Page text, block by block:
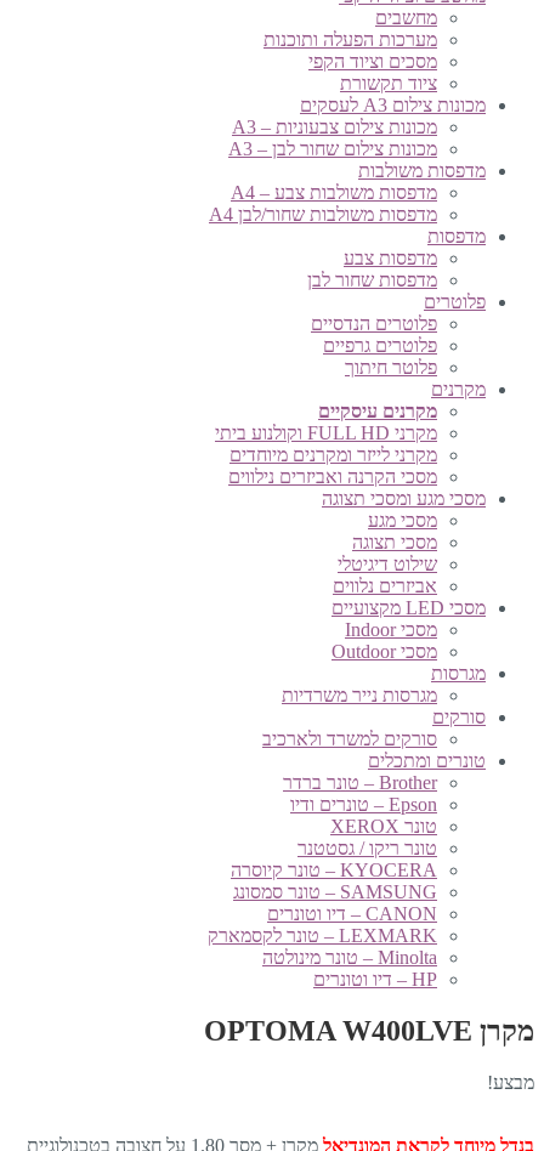
מחשבים
מערכות הפעלה ותוכנות
מסכים וציוד הקפי
ציוד תקשורת
מכונות צילום A3 לעסקים
מכונות צילום צבעוניות – A3
מכונות צילום שחור לבן – A3
מדפסות משולבות
מדפסות משולבות צבע – A4
מדפסות משולבות שחור/לבן A4
מדפסות
מדפסות צבע
מדפסות שחור לבן
פלוטרים
פלוטרים הנדסיים
פלוטרים גרפיים
פלוטר חיתוך
מקרנים
מקרנים עיסקיים
מקרני FULL HD וקולנוע ביתי
מקרני לייזר ומקרנים מיוחדים
מסכי הקרנה ואביזרים נילווים
מסכי מגע ומסכי תצוגה
מסכי מגע
מסכי תצוגה
שילוט דיגיטלי
אביזרים נלווים
מסכי LED מקצועיים
מסכי Indoor
מסכי Outdoor
מגרסות
מגרסות נייר משרדיות
סורקים
סורקים למשרד ולארכיב
טונרים ומתכלים
Brother – טונר ברדר
Epson – טונרים ודיו
טונר XEROX
טונר ריקו / גסטטנר
KYOCERA – טונר קיוסרה
SAMSUNG – טונר סמסונג
CANON – דיו וטונרים
LEXMARK – טונר לקסמארק
Minolta – טונר מינולטה
HP – דיו וטונרים
מקרן OPTOMA W400LVE
מבצע!
בנדל מיוחד לקראת המונדיאל
מקרן + מסך 1.80 על חצובה בטכנולוגיית